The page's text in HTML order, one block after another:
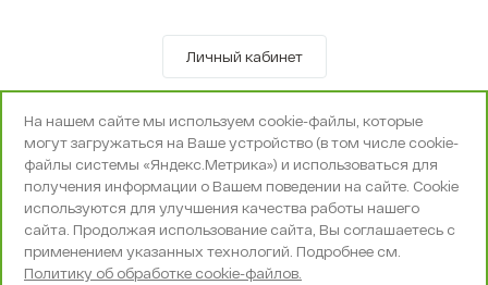
Личный кабинет
© OOO «Экселенте» 2010-2026 г.
Политика конфиденциальности
Поддержка и сопровождение -Вебпространство
На нашем сайте мы используем cookie-файлы, которые
могут загружаться на Ваше устройство (в том числе cookie-
файлы системы «Яндекс.Метрика») и использоваться для
получения информации о Вашем поведении на сайте. Cookie
используются для улучшения качества работы нашего
сайта. Продолжая использование сайта, Вы соглашаетесь с
применением указанных технологий. Подробнее см.
Политику об обработке cookie-файлов.